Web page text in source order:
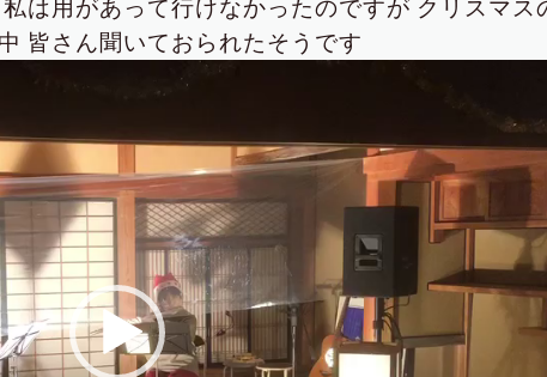
私は用があって行けなかったのですが クリスマス
皆さん聞いておられたそうです